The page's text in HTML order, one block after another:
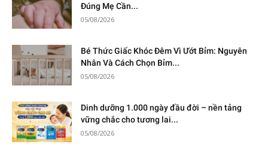
Đúng Mẹ Cần...
05/08/2026
Bé Thức Giấc Khóc Đêm Vì Ướt Bỉm: Nguyên
Nhân Và Cách Chọn Bỉm...
05/08/2026
Dinh dưỡng 1.000 ngày đầu đời – nền tảng
vững chắc cho tương lai...
05/08/2026